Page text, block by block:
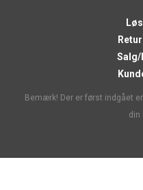
Salg/
Bemærk! Der er først indgået
din